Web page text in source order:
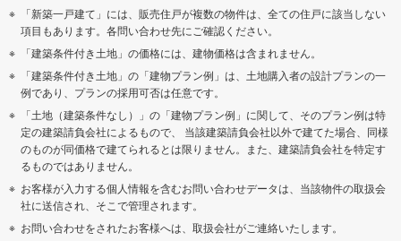
「新築一戸建て」には、販売住戸が複数の物件は、全ての住戸に該当しない
項目もあります。各問い合わせ先にご確認ください。
「建築条件付き土地」の価格には、建物価格は含まれません。
「建築条件付き土地」の「建物プラン例」は、土地購入者の設計プランの一
例であり、プランの採用可否は任意です。
「土地（建築条件なし）」の「建物プラン例」に関して、そのプラン例は特
定の建築請負会社によるもので、 当該建築請負会社以外で建てた場合、同様
のものが同価格で建てられるとは限りません。また、建築請負会社を特定す
るものではありません。
お客様が入力する個人情報を含むお問い合わせデータは、当該物件の取扱会
社に送信され、そこで管理されます。
お問い合わせをされたお客様へは、取扱会社がご連絡いたします。